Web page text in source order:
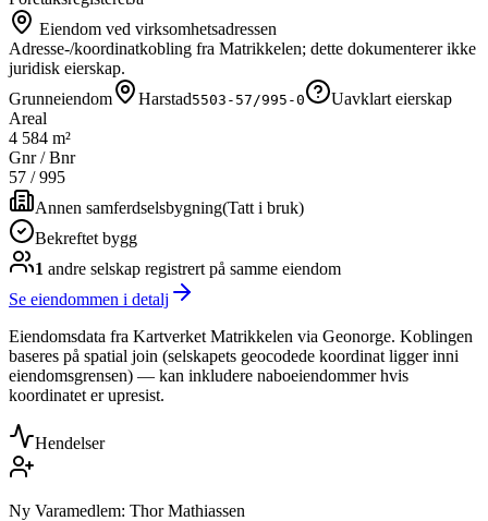
Eiendom ved virksomhetsadressen
Adresse-/koordinatkobling fra Matrikkelen; dette dokumenterer ikke
juridisk eierskap.
Grunneiendom
Harstad5503-57/995-0
Uavklart eierskap
Areal
4 584 m²
Gnr / Bnr
57 /995
Annen samferdselsbygning(Tatt i bruk)
Bekreftet bygg
1 andre selskap registrert på samme eiendom
Se eiendommen i detalj
Eiendomsdata fra Kartverket Matrikkelen via Geonorge. Koblingen
baseres på spatial join (selskapets geocodede koordinat ligger inni
eiendomsgrensen) — kan inkludere naboeiendommer hvis
koordinatet er upresist.
Hendelser
Ny Varamedlem: Thor Mathiassen